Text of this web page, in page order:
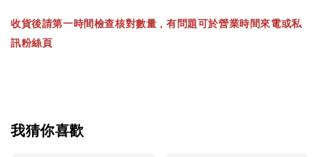
收貨後請第一時間檢查核對數量，有問題可於營業時間來電或私
訊粉絲頁
我猜你喜歡